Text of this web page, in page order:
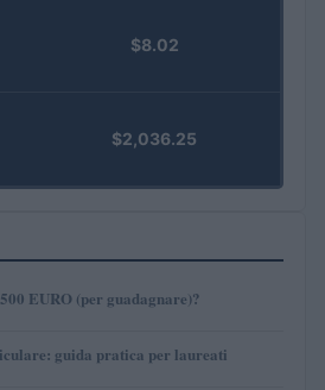
$8.02
$2,036.25
EURO (per guadagnare)?
guida pratica per laureati